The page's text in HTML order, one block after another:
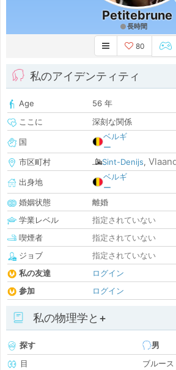
Petitebrune
長時間
80
私のアイデンティティ
Age
56 年
ここに
深刻な関係
国
ベルギ
ー
市区町村
Sint-Denijs,
出身地
ベルギ
ー
婚姻状態
離婚
学業レベル
指定されていない
喫煙者
指定されていない
ジョブ
指定されていない
私の友達
ログイン
参加
ログイン
私の物理学と+
探す
男
目
ブルース